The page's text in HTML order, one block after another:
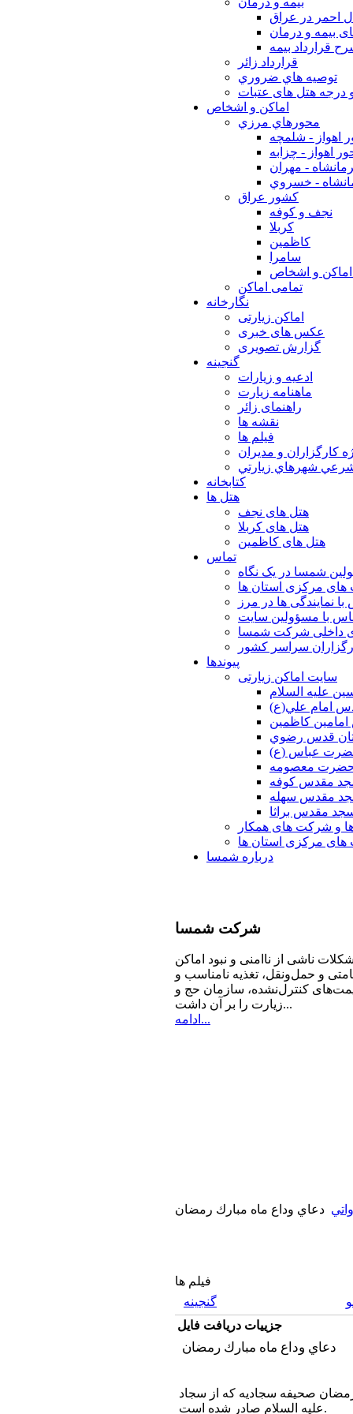
احمر در عراق
بیمه و درمان
قرارداد بیمه
قرارداد زائر
توصيه هاي ضروري
درجه هتل های عتبات
اماکن و اشخاص
محورهاي مرزي
اهواز - شلمچه
اهواز - چزابه
- مهران
- خسروي
كشور عراق
نجف و كوفه
كربلا
كاظمين
سامرا
اماكن و اشخاص
تمامی اماکن
نگارخانه
اماکن زیارتی
عکس های خبری
گزارش تصویری
گنجینه
ادعیه و زیارات
ماهنامه زیارت
راهنمای زائر
نقشه ها
فیلم ها
كارگزاران و مديران
شهرهاي زيارتي
کتابخانه
هتل ها
هتل های نجف
هتل های کربلا
هتل های کاظمین
تماس
شمسا در یک نگاه
مرکزی استان ها
نمایندگی ها در مرز
با مسؤولین سایت
داخلی شرکت شمسا
سراسر کشور
پیوندها
سایت اماکن زیارتی
عليه السلام
امام علي(ع)
كاظمين
قدس رضوي
عباس (ع)
حضرت معصومه
مقدس كوفه
مقدس سهله
مقدس براثا
و شرکت های همکار
مرکزی استان ها
درباره شمسا
شرکت شمسا
ناشی از ناامنی و نبود اماكن
و حمل‌ونقل، تغذیه‌ نامناسب و
كنترل‌نشده، سازمان حج و
زیارت را بر آن داشت...
ادامه...
دعاي وداع ماه مبارك رمضان
فیلم ها
گنجینه
جزییات دریافت فایل
صحيفه سجاديه كه از سجاد
عليه السلام صادر شده است.